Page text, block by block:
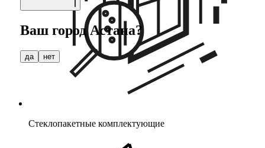
Стеклопакетные комплектующие
Ваш городАстана?
да нет